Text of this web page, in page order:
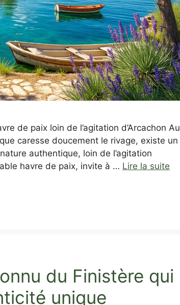
de paix loin de l’agitation d’Arcachon Au
caresse doucement le rivage, existe un
authentique, loin de l’agitation
havre de paix, invite à … Lire la suite
du Finistère qui
unique